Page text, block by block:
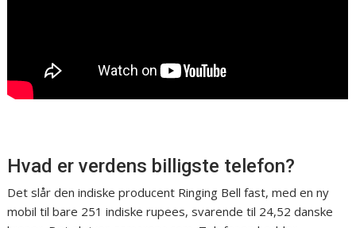
Hvad er verdens billigste telefon?
Det slår den indiske producent Ringing Bell fast, med en ny
mobil til bare 251 indiske rupees, svarende til 24,52 danske